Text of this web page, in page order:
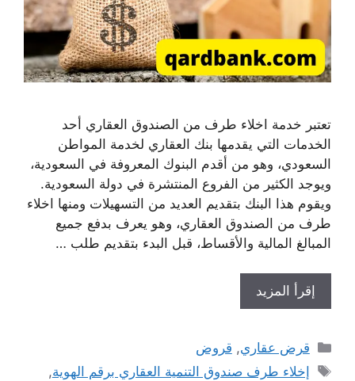
تعتبر خدمة اخلاء طرف من الصندوق العقاري أحد
الخدمات التي يقدمها بنك العقاري لخدمة المواطن
السعودي، وهو من أقدم البنوك المعروفة في السعودية،
ويوجد الكثير من الفروع المنتشرة في دولة السعودية.
ويقوم هذا البنك بتقديم العديد من التسهيلات ومنها اخلاء
طرف من الصندوق العقاري، وهو يعرف بدفع جميع
المبالغ المالية والأقساط، قبل البدء بتقديم طلب …
إقرأ المزيد
التصنيفات
قرض عقاري, قروض
الوسوم
إخلاء طرف صندوق التنمية العقاري برقم الهوية,